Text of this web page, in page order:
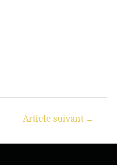
Article suivant →